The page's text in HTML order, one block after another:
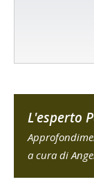
L'esperto
a cura di